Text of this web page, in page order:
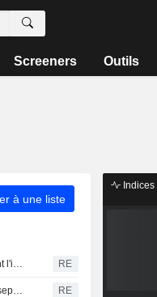
Screeners Outils
à une liste
Russie : les nationalistes réclament l'interdiction électorale du parti anti-guerre, qualifiant ses membres de " traîtres » RE
Rosatom annonce le passage de sept navires chinois vers l'Europe via la route de l'Arctique russe RE
Indices